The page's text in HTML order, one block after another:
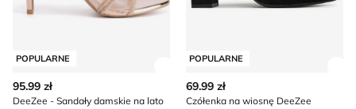
POPULARNE
95.99 zł
DeeZee - Sandały damskie na lato
POPULARNE
69.99 zł
Czółenka na wiosnę DeeZee